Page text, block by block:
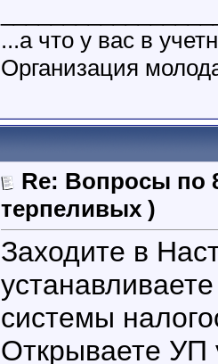
...а что у вас в
Организация
Re: Вопросы по
терпеливых )
Заходите в
системы
Открываете УП